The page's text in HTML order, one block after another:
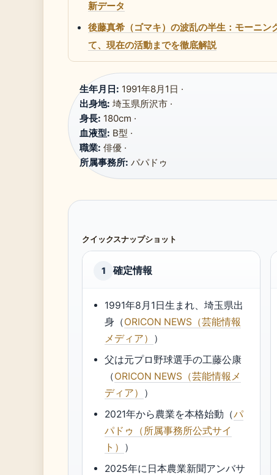
新データ
後藤真希（ゴマキ）の波乱の半生：モーニ
て、現在の活動までを徹底解説
生年月日: 1991年8月1日 ·
出身地: 埼玉県所沢市 ·
身長: 180cm ·
血液型: B型 ·
職業: 俳優 ·
所属事務所: パパドゥ
クイックスナップショット
1 確定情報
1991年8月1日生まれ、埼玉県出
身（ORICON NEWS（芸能情報
メディア） ）
父は元プロ野球選手の工藤公康
（ORICON NEWS（芸能情報メ
ディア） ）
2021年から農業を本格始動（パ
パドゥ（所属事務所公式サイ
ト） ）
2025年に日本農業新聞アンバサ